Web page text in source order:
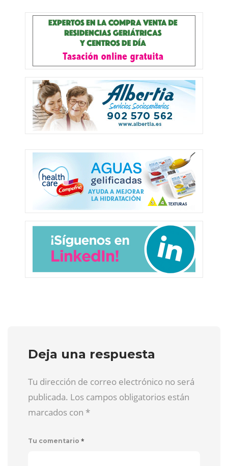
Deja una respuesta
Tu dirección de correo electrónico no será
publicada. Los campos obligatorios están
marcados con *
Tu comentario *